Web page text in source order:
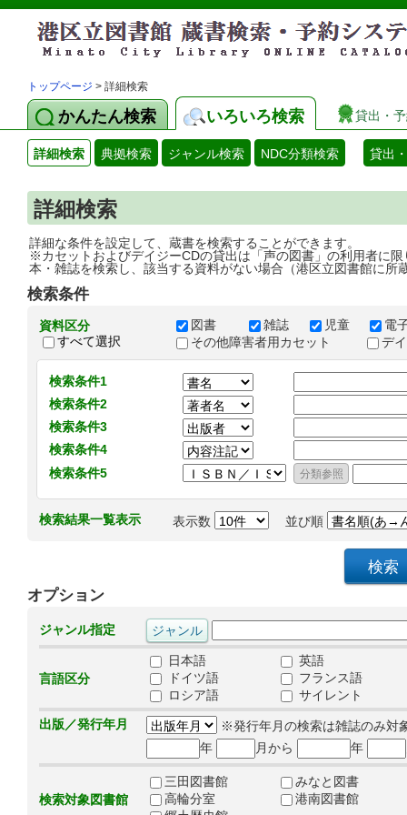
トップページ > 詳細検索
かんたん検索 いろいろ検索 貸出・
詳細検索 典拠検索 ジャンル検索 NDC分類検索 貸出
詳細検索
詳細な条件を設定して、蔵書を検索することができます。
※カセットおよびデイジーCDの貸出は「声の図書」の利用者に限
本・雑誌を検索し、該当する資料がない場合（港区立図書館に所
検索条件
資料区分
すべて選択
図書 雑誌 児童
電
その他障害者用カセット
デ
検索条件1
検索条件2
検索条件3
検索条件4
検索条件5
検索結果一覧表示 表示数 並び順
オプション
ジャンル指定
言語区分
日本語
英語
ドイツ語
フランス語
ロシア語
サイレント
出版／発行年月
※発行年月の検索は雑誌のみ対
年
月から 年
検索対象図書館
三田図書館
みなと図書
高輪分室
港南図書館